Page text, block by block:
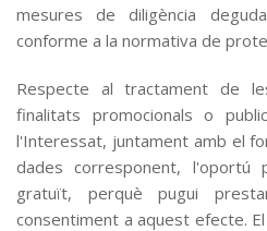
mesures de diligència
conforme a la normativa de
Respecte al tractament de
finalitats promocionals o
l'Interessat, juntament amb el
dades corresponent, l'oportú
gratuït, perquè pugui
consentiment a aquest efecte.